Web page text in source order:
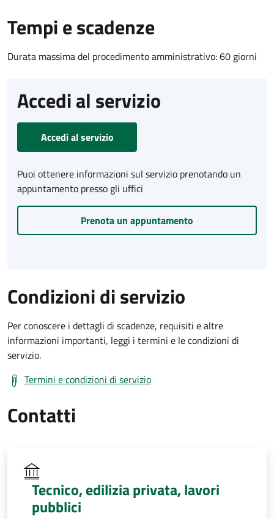
Tempi e scadenze
Durata massima del procedimento amministrativo: 60 giorni
Accedi al servizio
Accedi al servizio
Puoi ottenere informazioni sul servizio prenotando un
appuntamento presso gli uffici
Prenota un appuntamento
Condizioni di servizio
Per conoscere i dettagli di scadenze, requisiti e altre
informazioni importanti, leggi i termini e le condizioni di
servizio.
Termini e condizioni di servizio
Contatti
Tecnico, edilizia privata, lavori
pubblici